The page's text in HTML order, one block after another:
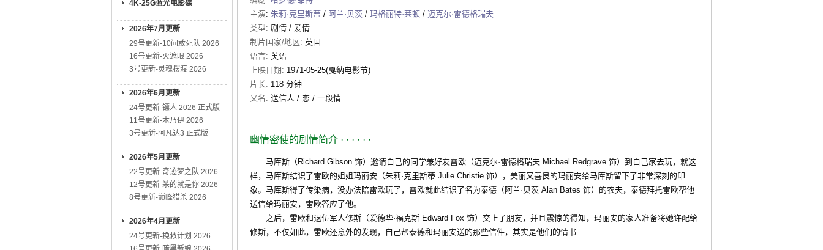
4K-25G蓝光电影碟
2026年7月更新
29号更新-10间敢死队 2026
16号更新-火遮眼 2026
3号更新-灵魂摆渡 2026
2026年6月更新
24号更新-镖人 2026 正式版
11号更新-木乃伊 2026
3号更新-阿凡达3 正式版
2026年5月更新
22号更新-奇迹梦之队 2026
12号更新-杀的就是你 2026
8号更新-巅峰猎杀 2026
2026年4月更新
24号更新-挽救计划 2026
主演: 朱莉·克里斯蒂 / 阿兰·贝茨 / 玛格丽特·莱顿 / 迈克尔·雷德格瑞夫
类型: 剧情 / 爱情
制片国家/地区: 英国
语言: 英语
上映日期: 1971-05-25(戛纳电影节)
片长: 118 分钟
又名: 送信人 / 恋 / 一段情
幽情密使的剧情简介 · · · · · ·
马库斯（Richard Gibson 饰）邀请自己的同学兼好友雷欧（迈克尔·雷德格瑞夫 Michael Redgrave 饰）到自己家去玩，就这
样，马库斯结识了雷欧的姐姐玛丽安（朱莉·克里斯蒂 Julie Christie 饰），美丽又善良的玛丽安给马库斯留下了非常深刻的印
象。马库斯得了传染病，没办法陪雷欧玩了，雷欧就此结识了名为泰德（阿兰·贝茨 Alan Bates 饰）的农夫，泰德拜托雷欧帮他
送信给玛丽安，雷欧答应了他。
之后，雷欧和退伍军人修斯（爱德华·福克斯 Edward Fox 饰）交上了朋友，并且震惊的得知，玛丽安的家人准备将她许配给
修斯，不仅如此，雷欧还意外的发现，自己帮泰德和玛丽安送的那些信件，其实是他们的情书